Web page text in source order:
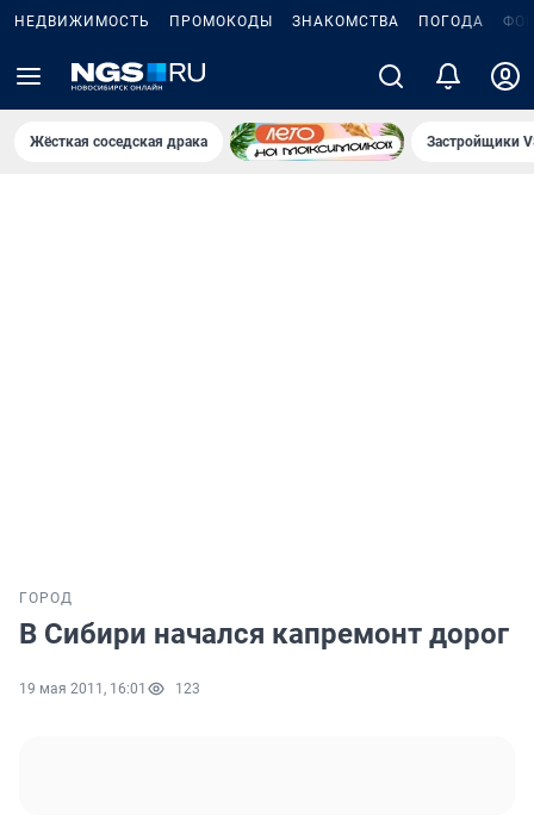
НЕДВИЖИМОСТЬ ПРОМОКОДЫ ЗНАКОМСТВА ПОГОДА
Жёсткая соседская драка Застройщики
ГОРОД
В Сибири начался капремонт дорог
19 мая 2011, 16:01 123